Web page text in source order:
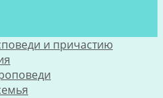
и причастию